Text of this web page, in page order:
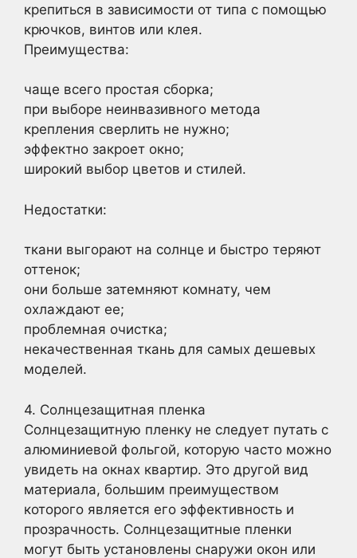
крепиться в зависимости от типа с помощью
крючков, винтов или клея.
Преимущества:
чаще всего простая сборка;
при выборе неинвазивного метода
крепления сверлить не нужно;
эффектно закроет окно;
широкий выбор цветов и стилей.
Недостатки:
ткани выгорают на солнце и быстро теряют
оттенок;
они больше затемняют комнату, чем
охлаждают ее;
проблемная очистка;
некачественная ткань для самых дешевых
моделей.
4. Солнцезащитная пленка
Солнцезащитную пленку не следует путать с
алюминиевой фольгой, которую часто можно
увидеть на окнах квартир. Это другой вид
материала, большим преимуществом
которого является его эффективность и
прозрачность. Солнцезащитные пленки
могут быть установлены снаружи окон или